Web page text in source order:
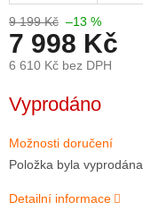
9 199 Kč –13 %
7 998 Kč
6 610 Kč bez DPH
cena:
Vyprodáno
Možnosti doručení
Položka byla
Detailní informace